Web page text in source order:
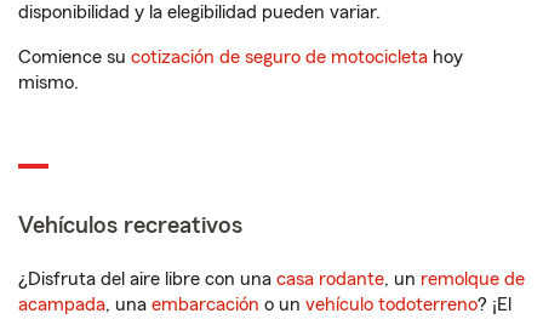
disponibilidad y la elegibilidad pueden variar.
Comience su cotización de seguro de motocicleta hoy
mismo.
Vehículos recreativos
¿Disfruta del aire libre con una casa rodante, un remolque de
acampada, una embarcación o un vehículo todoterreno? ¡El